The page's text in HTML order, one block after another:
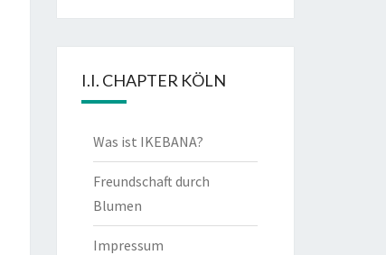
I.I. CHAPTER KÖLN
Was ist IKEBANA?
Freundschaft durch
Blumen
Impressum